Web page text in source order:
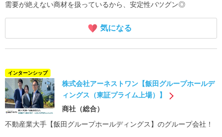
需要が絶えない商材を扱っているから、安定性バツグン◎
気になる
インターンシップ
株式会社アーネストワン【飯田グループホールデ
ィングス（東証プライム上場）】
商社（総合）
不動産業大手【飯田グループホールディングス】のグループ会社！